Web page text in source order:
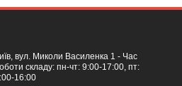
вул. Миколи Василенка 1 - Час
складу: пн-чт: 9:00-17:00, пт:
16:00